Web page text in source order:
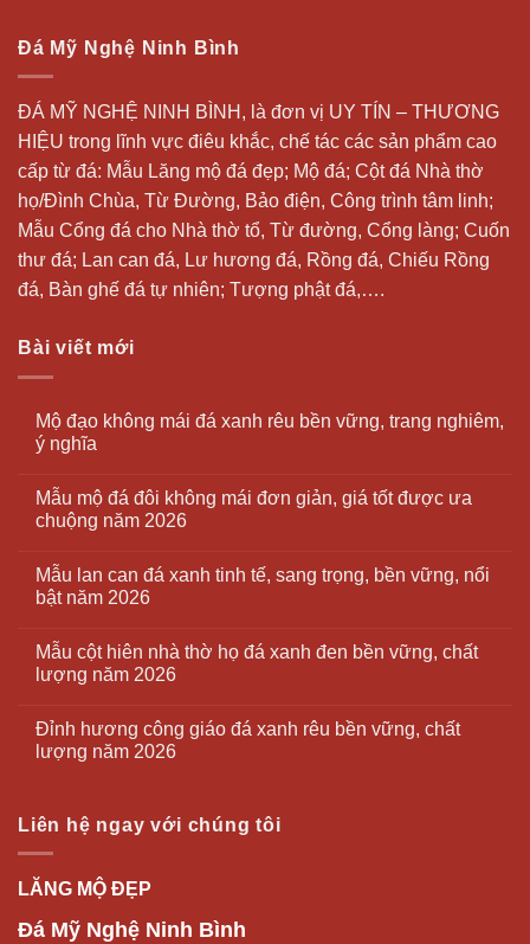
Đá Mỹ Nghệ Ninh Bình
ĐÁ MỸ NGHỆ NINH BÌNH, là đơn vị UY TÍN – THƯƠNG
HIỆU trong lĩnh vực điêu khắc, chế tác các sản phẩm cao
cấp từ đá: Mẫu Lăng mộ đá đẹp; Mộ đá; Cột đá Nhà thờ
họ/Đình Chùa, Từ Đường, Bảo điện, Công trình tâm linh;
Mẫu Cổng đá cho Nhà thờ tổ, Từ đường, Cổng làng; Cuốn
thư đá; Lan can đá, Lư hương đá, Rồng đá, Chiếu Rồng
đá, Bàn ghế đá tự nhiên; Tượng phật đá,….
Bài viết mới
Mộ đạo không mái đá xanh rêu bền vững, trang nghiêm,
ý nghĩa
Mẫu mộ đá đôi không mái đơn giản, giá tốt được ưa
chuộng năm 2026
Mẫu lan can đá xanh tinh tế, sang trọng, bền vững, nổi
bật năm 2026
Mẫu cột hiên nhà thờ họ đá xanh đen bền vững, chất
lượng năm 2026
Đỉnh hương công giáo đá xanh rêu bền vững, chất
lượng năm 2026
Liên hệ ngay với chúng tôi
LĂNG MỘ ĐẸP
Đá Mỹ Nghệ Ninh Bình